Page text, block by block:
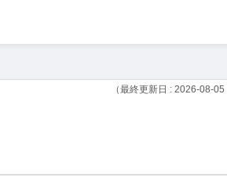
（最終更新日 : 2026-08-05